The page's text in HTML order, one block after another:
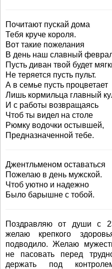
Почитают пускай дома
Тебя круче короля.
Вот такие пожелания
В день наш славный
Пусть диван твой будет
Не теряется пусть пульт.
А в семье пусть процветает
Лишь кормильца главный
И с работы возвращаясь
Чтоб ты видел на столе
Рюмку водочки остывшей,
Предназначенной тебе.
Джентльменом оставаться
Пожелаю в день мужской.
Чтоб уютно и надежно
Было барышне с тобой.
Поздравляю от души с
желаю крепкого
подводило. Желаю
не пасовать перед
держать под